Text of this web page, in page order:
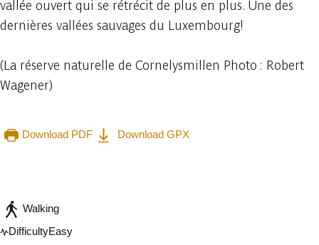
vallée ouvert qui se rétrécit de plus en plus. Une des
dernières vallées sauvages du Luxembourg!
(La réserve naturelle de Cornelysmillen Photo : Robert
Wagener)
Download PDF Download GPX
Walking
DifficultyEasy